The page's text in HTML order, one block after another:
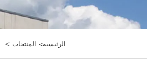
الرئيسية> المنتجات>